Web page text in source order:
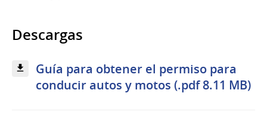
Descargas
Guía para obtener el permiso para
conducir autos y motos (.pdf 8.11 MB)